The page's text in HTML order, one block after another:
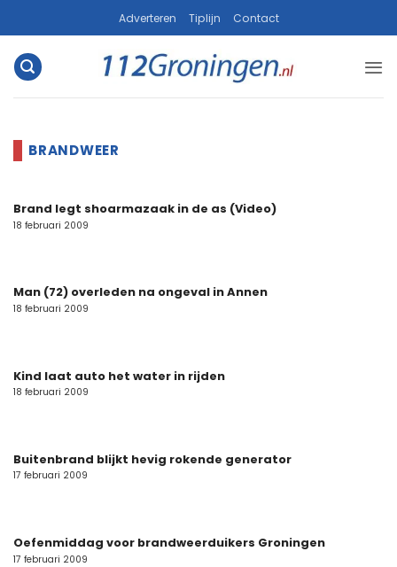
naar
inhoud
Adverteren Tiplijn Contact
Brand legt shoarmazaak in de as (Video)
18 februari 2009
Man (72) overleden na ongeval in Annen
18 februari 2009
Kind laat auto het water in rijden
18 februari 2009
Buitenbrand blijkt hevig rokende generator
17 februari 2009
Oefenmiddag voor brandweerduikers Groningen
17 februari 2009